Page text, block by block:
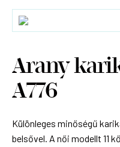
Arany
A776
Különleges minőségű
belsővel. A női modellt 11